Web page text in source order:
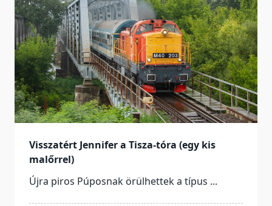
Visszatért Jennifer a Tisza-tóra (egy kis
malőrrel)
Újra piros Púposnak örülhettek a típus ...